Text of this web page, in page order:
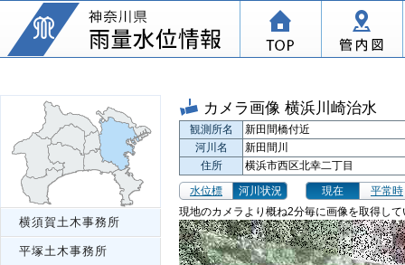
横須賀土木事務所
平塚土木事務所
カメラ画像 横浜川崎治水
観測所名
新田間橋付近
河川名
新田間川
住所
横浜市西区北幸二丁目
水位標
河川状況 現在
平常時
現地のカメラより概ね2分毎に画像を取得し